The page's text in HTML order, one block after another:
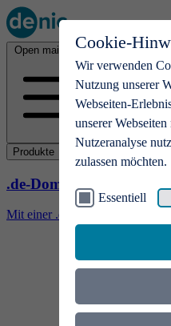
Cookie-
Wir verwenden
Nutzung unserer
Webseiten-
unserer
Nutzeranalyse
zulassen möchten.
Essentiell
Open main menu
Produkte
.de-Domains
Mit einer .de-Domain erhalten